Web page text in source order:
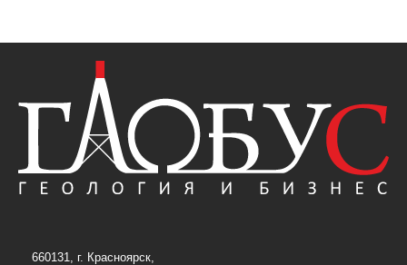
660131, г. Красноярск,